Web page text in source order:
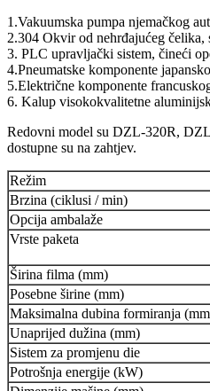
1.Vakuumska pumpa njemačkog
2.304 Okvir od nehrđajućeg čelika,
3. PLC upravljački sistem, čineći
4.Pneumatske komponente
5.Električne komponente
6. Kalup visokokvalitetne
Redovni model su DZL-320R,
dostupne su na zahtjev.
Režim
Brzina (ciklusi / min)
Opcija ambalaže
Vrste paketa
Širina filma (mm)
Posebne širine (mm)
Maksimalna dubina formiranja
Unaprijed dužina (mm)
Sistem za promjenu die
Potrošnja energije (kW)